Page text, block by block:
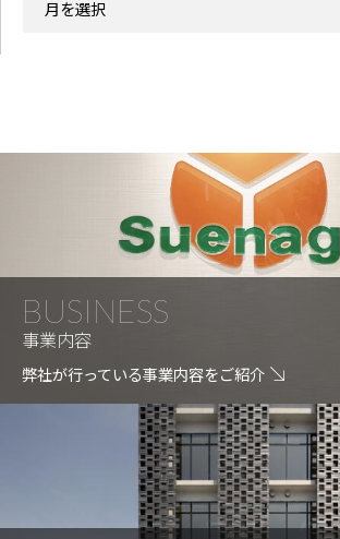
BUSINESS
事業内容
弊社が行っている事業内容をご紹介